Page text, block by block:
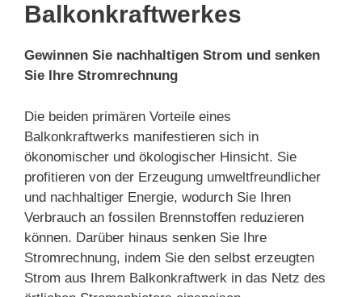
Balkonkraftwerkes
Gewinnen Sie nachhaltigen Strom und senken
Sie Ihre Stromrechnung
Die beiden primären Vorteile eines
Balkonkraftwerks manifestieren sich in
ökonomischer und ökologischer Hinsicht. Sie
profitieren von der Erzeugung umweltfreundlicher
und nachhaltiger Energie, wodurch Sie Ihren
Verbrauch an fossilen Brennstoffen reduzieren
können. Darüber hinaus senken Sie Ihre
Stromrechnung, indem Sie den selbst erzeugten
Strom aus Ihrem Balkonkraftwerk in das Netz des